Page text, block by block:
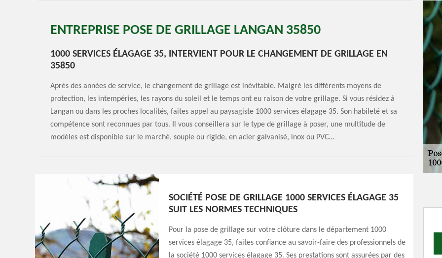
ENTREPRISE POSE DE GRILLAGE LANGAN 35850
1000 SERVICES ÉLAGAGE 35, INTERVIENT POUR LE CHANGEMENT DE GRILLAGE EN
35850
Après des années de service, le changement de grillage est inévitable. Malgré les différents moyens de
protection, les intempéries, les rayons du soleil et le temps ont eu raison de votre grillage. Si vous résidez à
Langan ou dans les proches localités, faites appel au paysagiste 1000 services élagage 35. Son habileté et sa
compétence sont reconnues par tous. Il vous conseillera sur le type de grillage à poser, une multitude de
modèles est disponible sur le marché, souple ou rigide, en acier galvanisé, inox ou PVC…
SOCIÉTÉ POSE DE GRILLAGE 1000 SERVICES ÉLAGAGE 35
SUIT LES NORMES TECHNIQUES
Pour la pose de grillage sur votre clôture dans le département 1000
services élagage 35, faites confiance au savoir-faire des professionnels de
la société 1000 services élagage 35. Ses prestations sont assurées par des